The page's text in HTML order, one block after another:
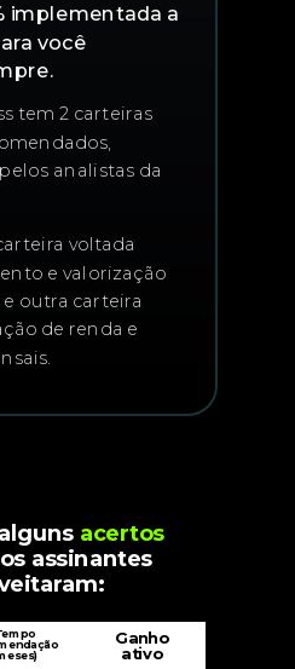
tem 2 carteiras
analistas da
voltada
e valorização
outra carteira
de renda e
implementada a
você
Ganho
ativo
acertos
assinantes